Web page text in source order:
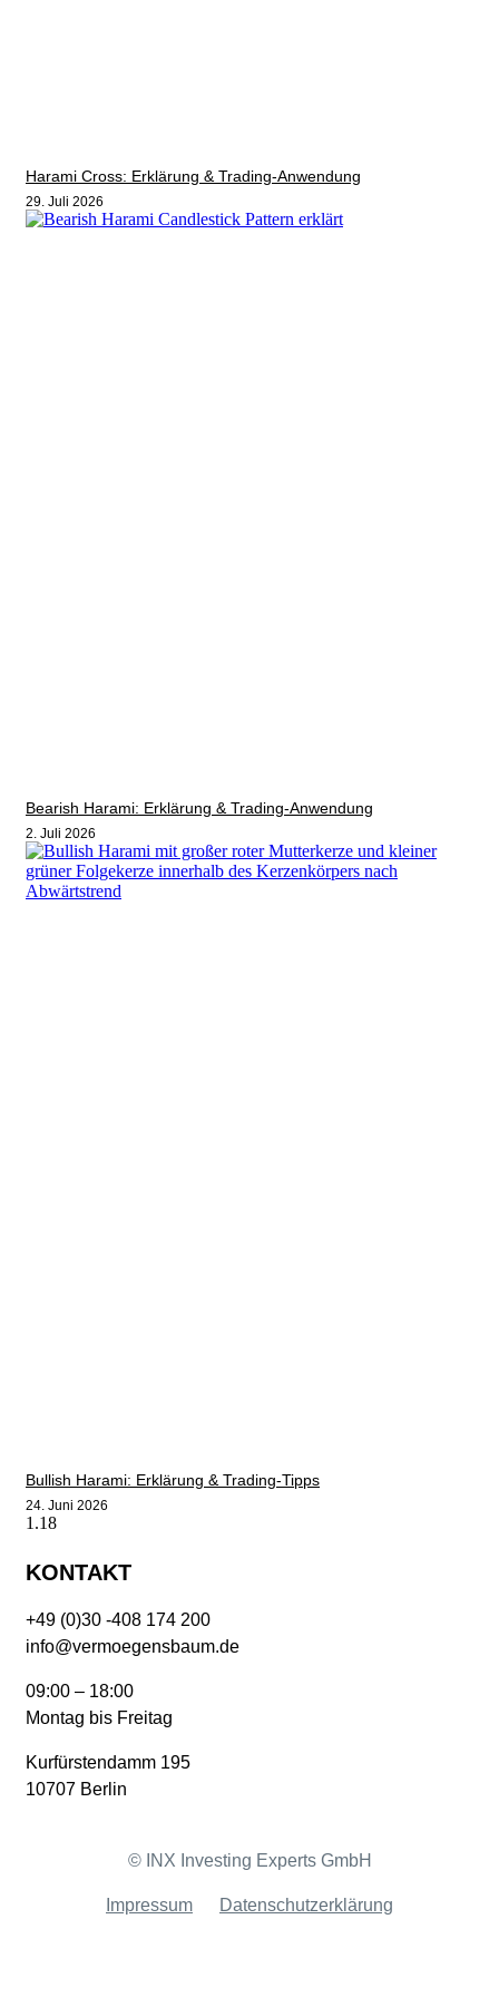
Harami Cross: Erklärung & Trading-Anwendung
29. Juli 2026
Bearish Harami: Erklärung & Trading-Anwendung
2. Juli 2026
Bullish Harami: Erklärung & Trading-Tipps
24. Juni 2026
KONTAKT
+49 (0)30 -408 174 200
info@vermoegensbaum.de
09:00 – 18:00
Montag bis Freitag
Kurfürstendamm 195
10707 Berlin
© INX Investing Experts GmbH
Impressum Datenschutzerklärung